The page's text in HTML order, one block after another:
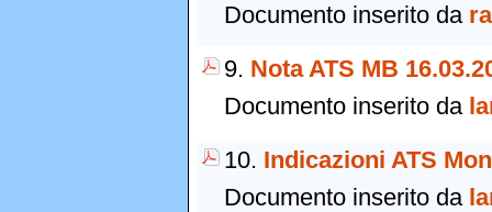
Documento inserito da
9. Nota ATS MB
Documento inserito da
10. Indicazioni ATS
Documento inserito da